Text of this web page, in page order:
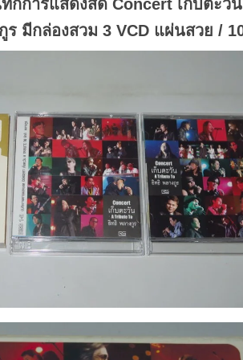
กการแสดงสด Concert เก็บตะวั
ร มีกล่องสวม 3 VCD แผ่นสวย /